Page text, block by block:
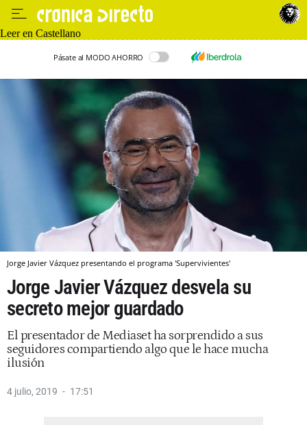
Leer en Castellano
Pásate al MODO AHORRO
Jorge Javier Vázquez presentando el programa 'Supervivientes'
Jorge Javier Vázquez desvela su
secreto mejor guardado
El presentador de Mediaset ha sorprendido a sus
seguidores compartiendo algo que le hace mucha
ilusión
4 julio, 2019 17:51